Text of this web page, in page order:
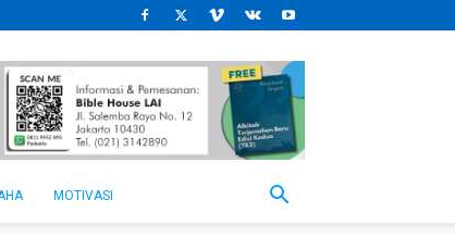
MOTIVASI